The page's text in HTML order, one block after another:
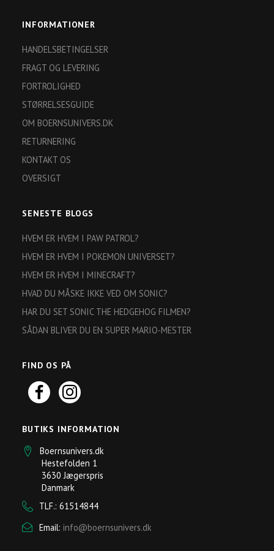
INFORMATIONER
HANDELSBETINGELSER
FRAGT OG LEVERING
FORTROLIGHED
STØRRELSESGUIDE
OM BOERNSUNIVERS.DK
RETURNERING
KONTAKT OS
OVERSIGT
SENESTE BLOGS
HVEM ER HVEM I PAW PATROL?
HVEM ER HVEM I POKEMON UNIVERSET?
HVEM ER HVEM I MINECRAFT?
HVAD DU MÅSKE IKKE VED OM SONIC?
HAR DU SET SONIC THE HEDGEHOG FILMEN?
SÅDAN BLIVER DU EN SUPER MARIO-MESTER
FIND OS PÅ
BUTIKS INFORMATION
Boernsunivers.dk
Hestefolden 1
3630 Jægerspris
Danmark
TLF.: 61514844
Email: info@boernsunivers.dk